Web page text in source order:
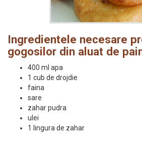
Ingredientele necesare
gogosilor din aluat de
400 ml apa
1 cub de drojdie
faina
sare
zahar pudra
ulei
1 lingura de zahar